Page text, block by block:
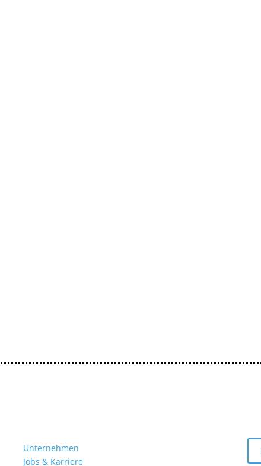
Unternehmen
Jobs & Karriere